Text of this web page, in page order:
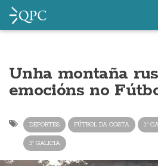
Unha montaña
emocións no
DEPORTES FÚTBOL DA COSTA 1ª
3ª GALICIA